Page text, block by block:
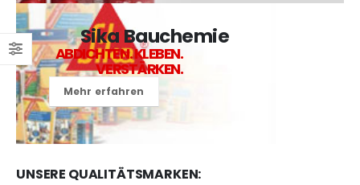
Sika Bauchemie
ABDICHTEN. KLEBEN.
VERSTÄRKEN.
Mehr erfahren
UNSERE QUALITÄTSMARKEN: